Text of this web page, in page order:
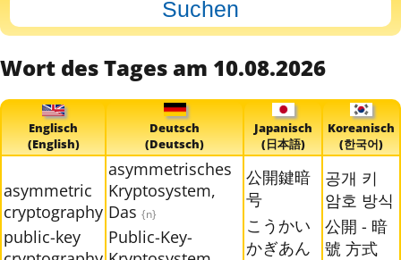
Wort des Tages am 10.08.2026
Englisch
(English)
Deutsch
(Deutsch)
Japanisch
(日本語)
Koreanisch
(한국어)
asymmetric
cryptography
public-key
asymmetrisches
Kryptosystem,
Das {n}
Public-Key-
公開鍵暗
号
こうかい
かぎあん
공개 키
암호 방식
公開 - 暗
號 方式